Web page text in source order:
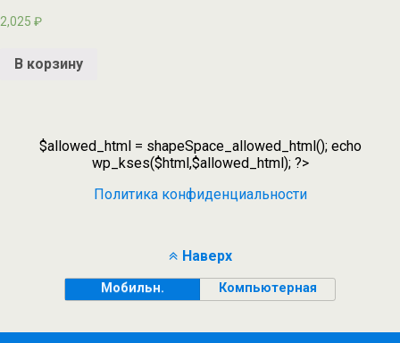
2,025 ₽
В корзину
$allowed_html = shapeSpace_allowed_html(); echo
wp_kses($html,$allowed_html); ?>
Политика конфиденциальности
Наверх
Мобильн. Компьютерная